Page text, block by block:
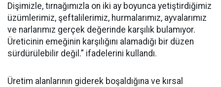
Dişimizle, tırnağımızla on iki ay boyunca yetiştirdiğimiz
üzümlerimiz, şeftalilerimiz, hurmalarımız, ayvalarımız
ve narlarımız gerçek değerinde karşılık bulamıyor.
Üreticinin emeğinin karşılığını alamadığı bir düzen
sürdürülebilir değil.” ifadelerini kullandı.
Üretim alanlarının giderek boşaldığına ve kırsal